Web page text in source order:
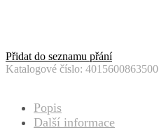
Přidat do seznamu přání
Katalogové číslo: 4015600863500
Popis
Další informace